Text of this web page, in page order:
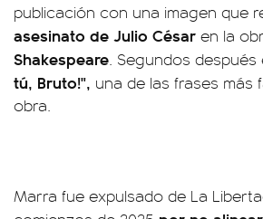
publicación con una imagen que
asesinato de Julio César en la
Shakespeare. Segundos después
tú, Bruto!", una de las frases más
obra.
Marra fue expulsado de La